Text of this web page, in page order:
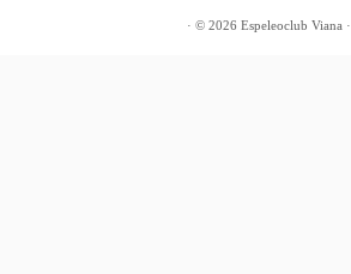
· © 2026 Espeleoclub Viana ·